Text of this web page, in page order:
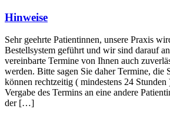
Hinweise
Sehr geehrte Patientinnen, unsere Praxis
Bestellsystem geführt und wir sind darauf
vereinbarte Termine von Ihnen auch
werden. Bitte sagen Sie daher Termine, die
können rechtzeitig ( mindestens 24
Vergabe des Termins an eine andere
der […]